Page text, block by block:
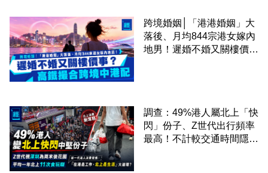
跨境婚姻│「港港婚姻」大
落後、月均844宗港女嫁內
地男！遲婚不婚又關樓價
調查：49%港人屬北上「快
閃」份子、Z世代出行頻率
最高！不計較交通時間隱形